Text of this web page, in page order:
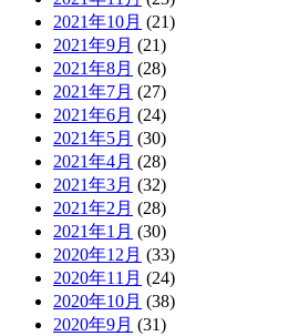
2021年10月 (21)
2021年9月 (21)
2021年8月 (28)
2021年7月 (27)
2021年6月 (24)
2021年5月 (30)
2021年4月 (28)
2021年3月 (32)
2021年2月 (28)
2021年1月 (30)
2020年12月 (33)
2020年11月 (24)
2020年10月 (38)
2020年9月 (31)